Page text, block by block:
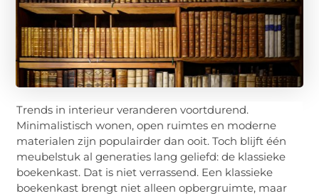
Trends in interieur veranderen voortdurend.
Minimalistisch wonen, open ruimtes en moderne
materialen zijn populairder dan ooit. Toch blijft één
meubelstuk al generaties lang geliefd: de klassieke
boekenkast. Dat is niet verrassend. Een klassieke
boekenkast brengt niet alleen opbergruimte, maar